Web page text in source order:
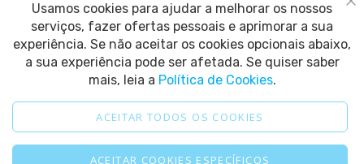
geral@papagaiosempenas.com
2025 © Papagaio sem Penas. Todos os direitos reservados.
Usamos cookies para ajudar a melhorar os nossos
serviços, fazer ofertas pessoais e aprimorar a sua
experiência. Se não aceitar os cookies opcionais abaixo,
a sua experiência pode ser afetada. Se quiser saber
mais, leia a Política de Cookies.
ACEITAR TODOS OS COOKIES
ACEITAR COOKIES ESPECÍFICOS